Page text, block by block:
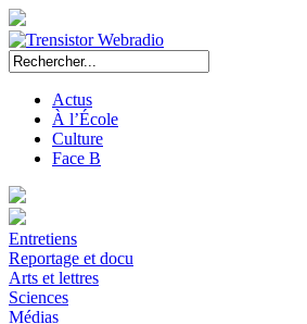
Actus
À l’École
Culture
Face B
Entretiens
Reportage et docu
Arts et lettres
Sciences
Médias